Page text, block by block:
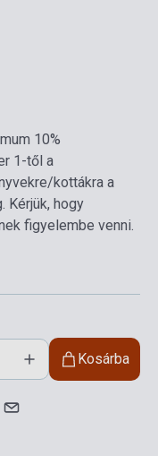
10%
1-től a
kottákra a
Kérjük, hogy
figyelembe venni.
Kosárba